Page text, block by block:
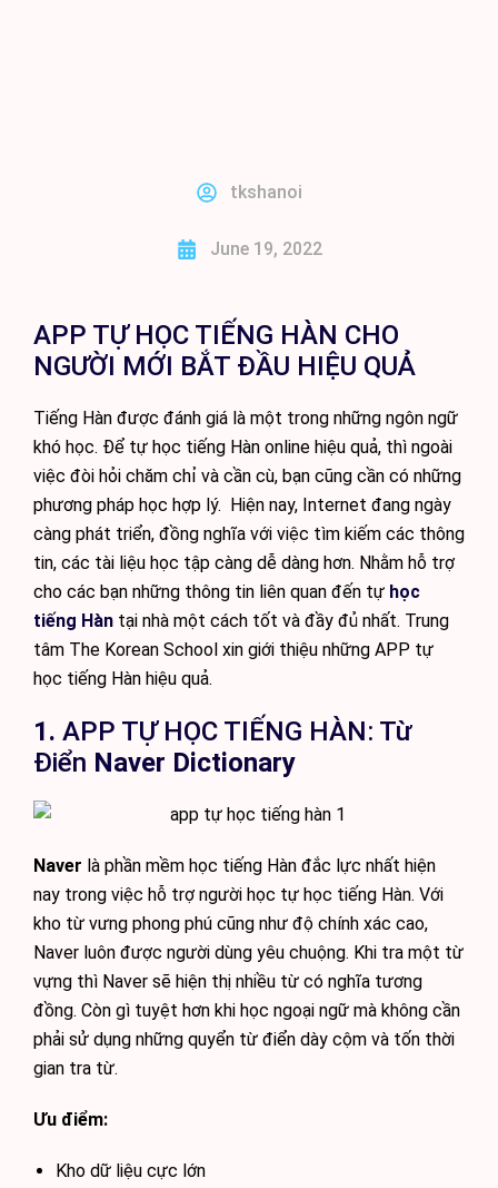
tkshanoi
June 19, 2022
APP TỰ HỌC TIẾNG HÀN CHO
NGƯỜI MỚI BẮT ĐẦU HIỆU QUẢ
Tiếng Hàn được đánh giá là một trong những ngôn ngữ
khó học. Để tự học tiếng Hàn online hiệu quả, thì ngoài
việc đòi hỏi chăm chỉ và cần cù, bạn cũng cần có những
phương pháp học hợp lý. Hiện nay, Internet đang ngày
càng phát triển, đồng nghĩa với việc tìm kiếm các thông
tin, các tài liệu học tập càng dễ dàng hơn. Nhằm hỗ trợ
cho các bạn những thông tin liên quan đến tự học
tiếng Hàn tại nhà một cách tốt và đầy đủ nhất. Trung
tâm The Korean School xin giới thiệu những APP tự
học tiếng Hàn hiệu quả.
1. APP TỰ HỌC TIẾNG HÀN: Từ
Điển Naver Dictionary
Naver là phần mềm học tiếng Hàn đắc lực nhất hiện
nay trong việc hỗ trợ người học tự học tiếng Hàn. Với
kho từ vưng phong phú cũng như độ chính xác cao,
Naver luôn được người dùng yêu chuộng. Khi tra một từ
vựng thì Naver sẽ hiện thị nhiều từ có nghĩa tương
đồng. Còn gì tuyệt hơn khi học ngoại ngữ mà không cần
phải sử dụng những quyển từ điển dày cộm và tốn thời
gian tra từ.
Ưu điểm:
Kho dữ liệu cực lớn